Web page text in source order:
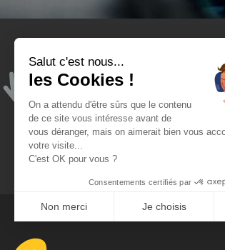
Qui
Blog -
Salut c'est nous...
les Cookies !
On a attendu d'être sûrs que le contenu
de ce site vous intéresse avant de
vous déranger, mais on aimerait bien vous
votre visite...
C'est OK pour vous ?
Consentements certifiés par
Non merci Je choisis
Plateforme de Gestion du